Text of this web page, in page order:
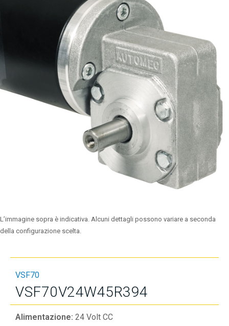
L’immagine sopra è indicativa. Alcuni dettagli possono variare a seconda
della configurazione scelta.
VSF70
VSF70V24W45R394
Alimentazione: 24 Volt CC